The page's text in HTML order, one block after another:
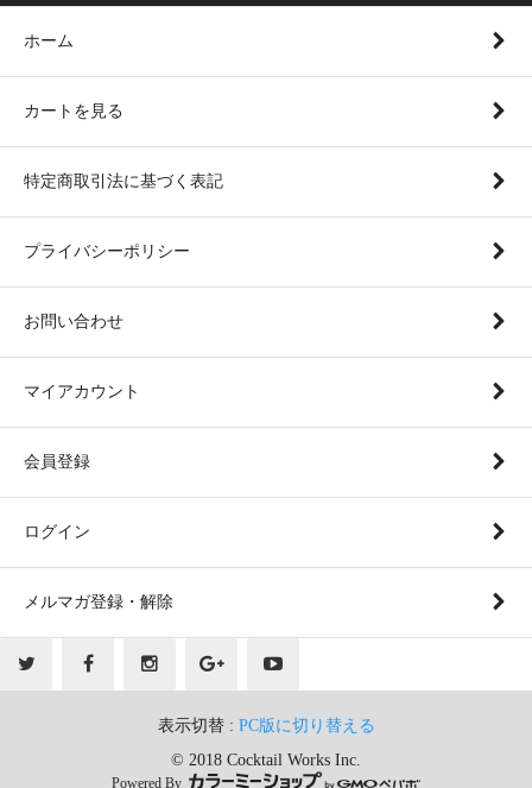
ホーム
カートを見る
特定商取引法に基づく表記
プライバシーポリシー
お問い合わせ
マイアカウント
会員登録
ログイン
メルマガ登録・解除
表示切替 : PC版に切り替える
© 2018 Cocktail Works Inc.
Powered By